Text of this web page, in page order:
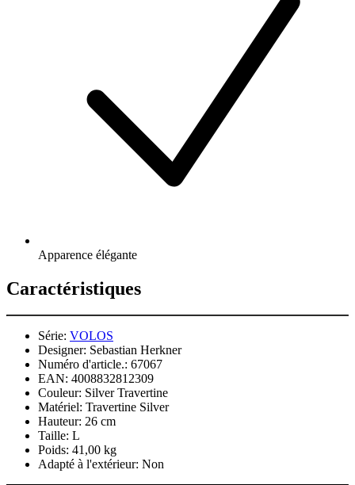
Apparence élégante
Caractéristiques
Série: VOLOS
Designer: Sebastian Herkner
Numéro d'article.: 67067
EAN: 4008832812309
Couleur: Silver Travertine
Matériel: Travertine Silver
Hauteur: 26 cm
Taille: L
Poids: 41,00 kg
Adapté à l'extérieur: Non